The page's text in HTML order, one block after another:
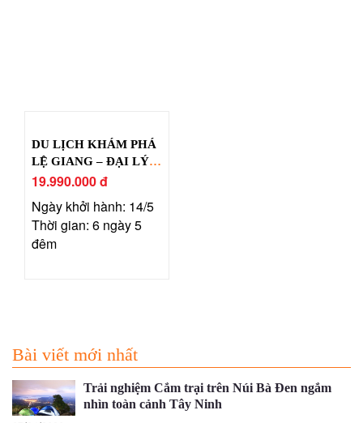
DU LỊCH KHÁM PHÁ
LỆ GIANG – ĐẠI LÝ –
SHANGRILA
19.990.000 đ
Ngày khởi hành: 14/5
Thời gian: 6 ngày 5
đêm
Bài viết mới nhất
Trải nghiệm Cắm trại trên Núi Bà Đen ngắm
nhìn toàn cảnh Tây Ninh